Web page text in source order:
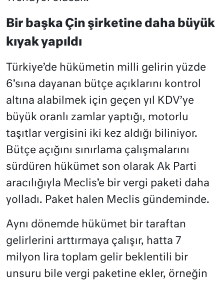
Bir başka Çin şirketine daha büyük
kıyak yapıldı
Türkiye’de hükümetin milli gelirin yüzde
6’sına dayanan bütçe açıklarını kontrol
altına alabilmek için geçen yıl KDV’ye
büyük oranlı zamlar yaptığı, motorlu
taşıtlar vergisini iki kez aldığı biliniyor.
Bütçe açığını sınırlama çalışmalarını
sürdüren hükümet son olarak Ak Parti
aracılığıyla Meclis’e bir vergi paketi daha
yolladı. Paket halen Meclis gündeminde.
Aynı dönemde hükümet bir taraftan
gelirlerini arttırmaya çalışır, hatta 7
milyon lira toplam gelir beklentili bir
unsuru bile vergi paketine ekler, örneğin